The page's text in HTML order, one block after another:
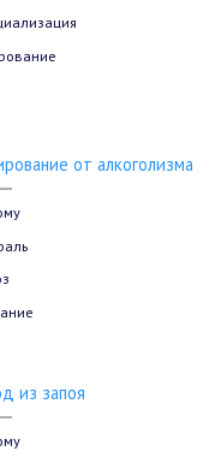
от алкоголизма
из запоя